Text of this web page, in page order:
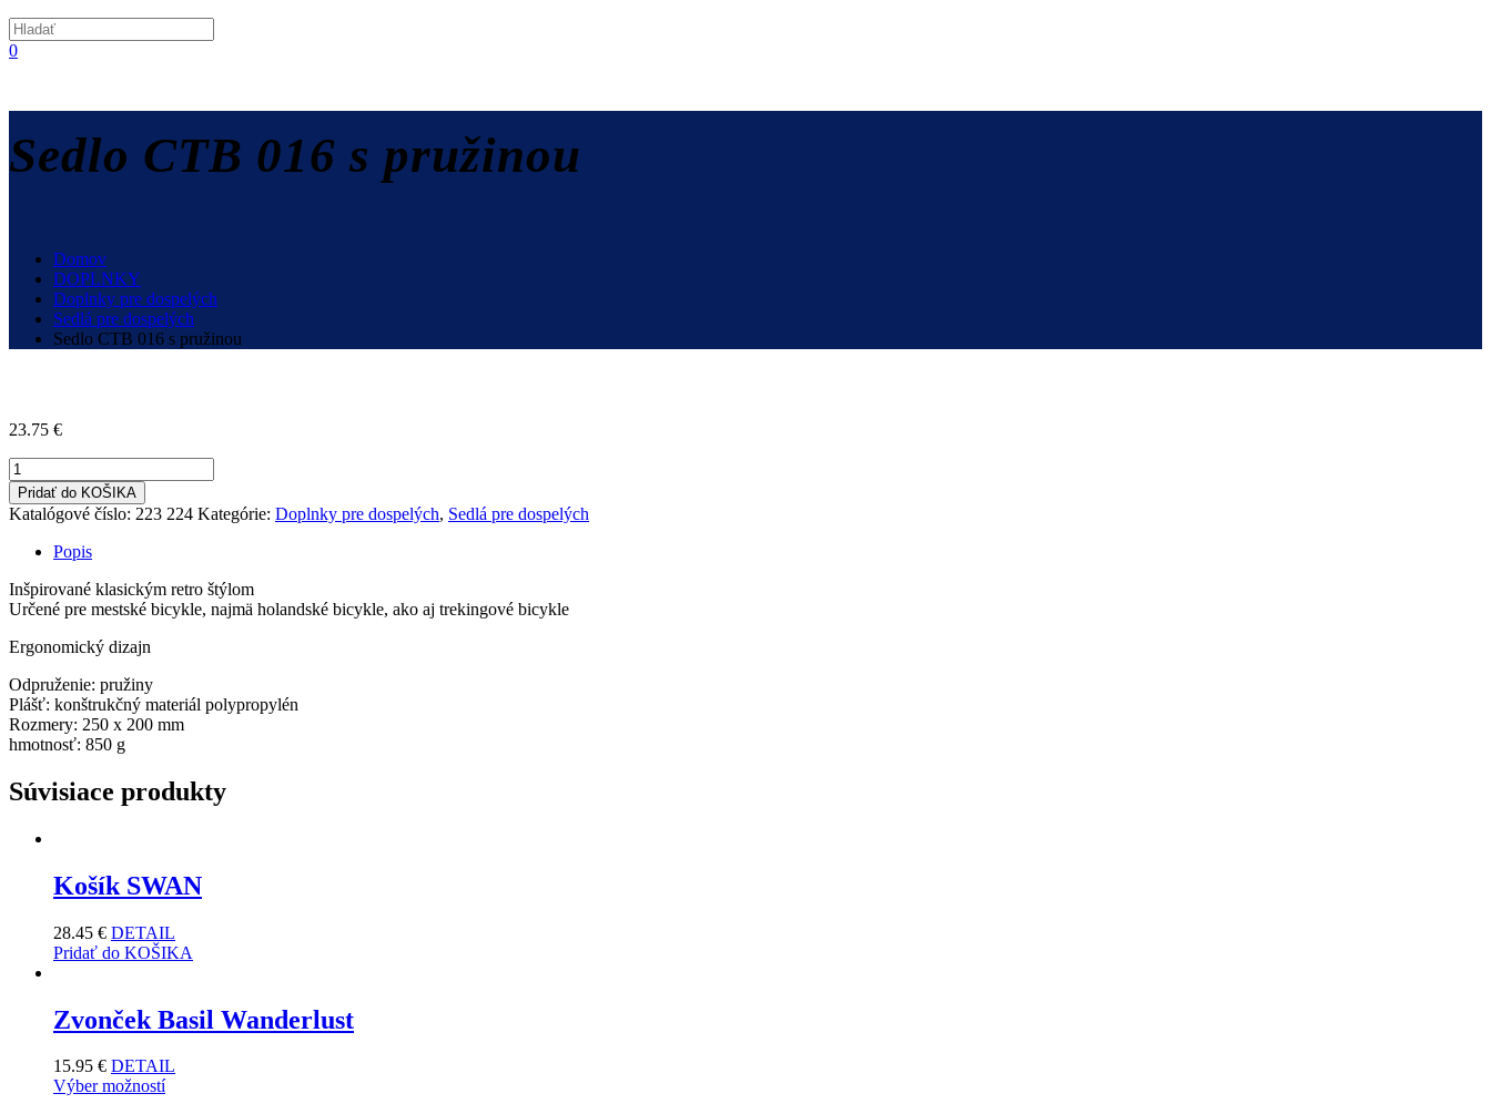
0
Sedlo CTB 016 s pružinou
Domov
DOPLNKY
Doplnky pre dospelých
Sedlá pre dospelých
Sedlo CTB 016 s pružinou
23.75 €
množstvo
Sedlo
CTB
016
pružinou
Pridať do KOŠIKA
Katalógové číslo: 223 224 Kategórie: Doplnky pre dospelých, Sedlá pre dospelých
Popis
Inšpirované klasickým retro štýlom
Určené pre mestské bicykle, najmä holandské bicykle, ako aj trekingové bicykle
Ergonomický dizajn
Odpruženie: pružiny
Plášť: konštrukčný materiál polypropylén
Rozmery: 250 x 200 mm
hmotnosť: 850 g
Súvisiace produkty
Košík SWAN
28.45 € DETAIL
Pridať do KOŠIKA
Zvonček Basil Wanderlust
15.95 € DETAIL
Výber možností